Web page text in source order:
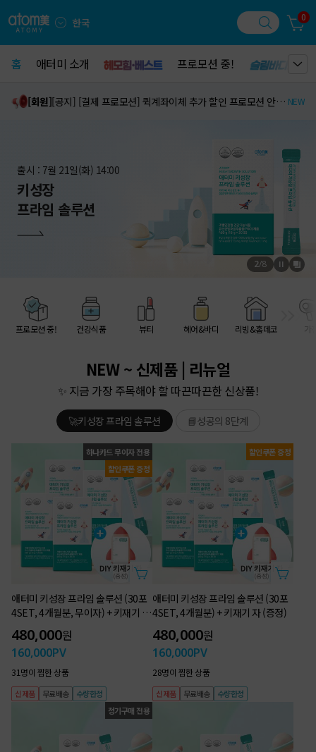
한국 0
홈
홈 애터미 소개
애터미 소개 프로모션 중!
프로모션 중!
[회원] [공지] [결제 프로모션] 퀵계좌이체 추가 할인 프로모션 안내 (8,000원 즉시 할인) NEW
출시 : 7월 21일(화) 14:00
키성장
프라임 솔루션
2/8
프로모션 중! 건강식품 뷰티 헤어&바디 리빙&홈데코 가
NEW ~ 신제품 | 리뉴얼
✨ 지금 가장 주목해야 할 따끈따끈한 신상품!
🚀키성장 프라임 솔루션 📘성공의 8단계
하나카드 무이자 전용
할인쿠폰 증정
애터미 키성장 프라임 솔루션 (30포
4SET, 4개월분, 무이자) + 키재기 자
(증정)
480,000원
160,000PV
31명이 찜한 상품
신제품 무료배송 수량한정
할인쿠폰 증정
애터미 키성장 프라임 솔루션 (30포
4SET, 4개월분) + 키재기 자 (증정)
480,000원
160,000PV
28명이 찜한 상품
신제품 무료배송
수량한정
정기구매 전용